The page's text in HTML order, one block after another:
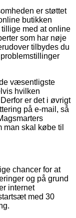
er støttet
butikken
med at online
som har nøje
tilbydes du
væsentligste
hvilken
er det i øvrigt
på e-mail, så
skal købe til
chancer for at
og på grund
internet
med 30